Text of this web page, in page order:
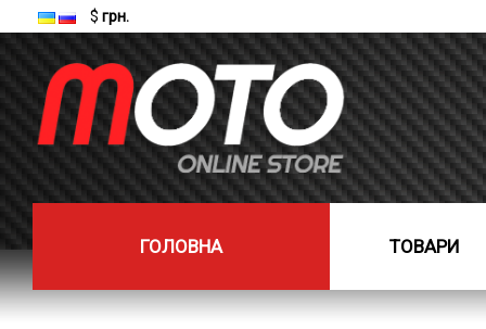
$ грн.
ГОЛОВНА ТОВАРИ